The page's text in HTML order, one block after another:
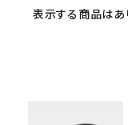
表示する商品はあ